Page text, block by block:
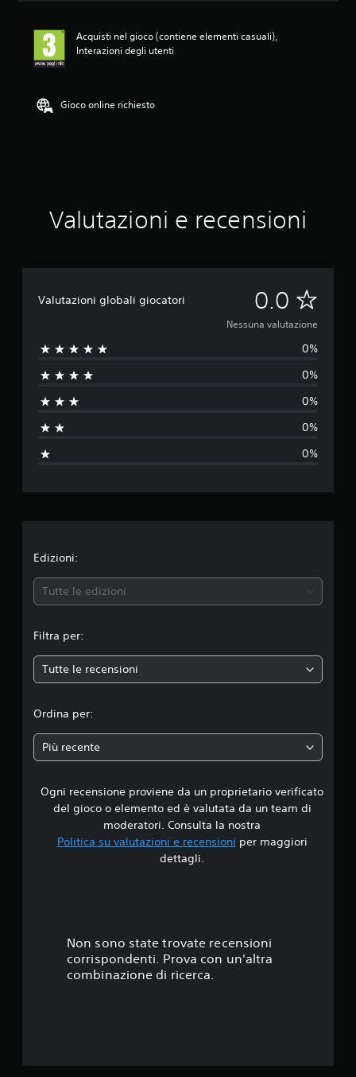
z
o
n
Acquisti nel gioco (contiene elementi casuali),
Interazioni degli utenti
Gioco online richiesto
Valutazioni e recensioni
Valutazioni globali giocatori 0.0 N
e
n
a
z
o
n
e
Nessuna valutazione
0%
0%
0%
0%
0%
Edizioni:
Tutte le edizioni
Filtra per:
Tutte le recensioni
Ordina per:
Più recente
Ogni recensione proviene da un proprietario verificato
del gioco o elemento ed è valutata da un team di
moderatori. Consulta la nostra
Politica su valutazioni e recensioni per maggiori
dettagli.
Non sono state trovate recensioni
corrispondenti. Prova con un'altra
combinazione di ricerca.